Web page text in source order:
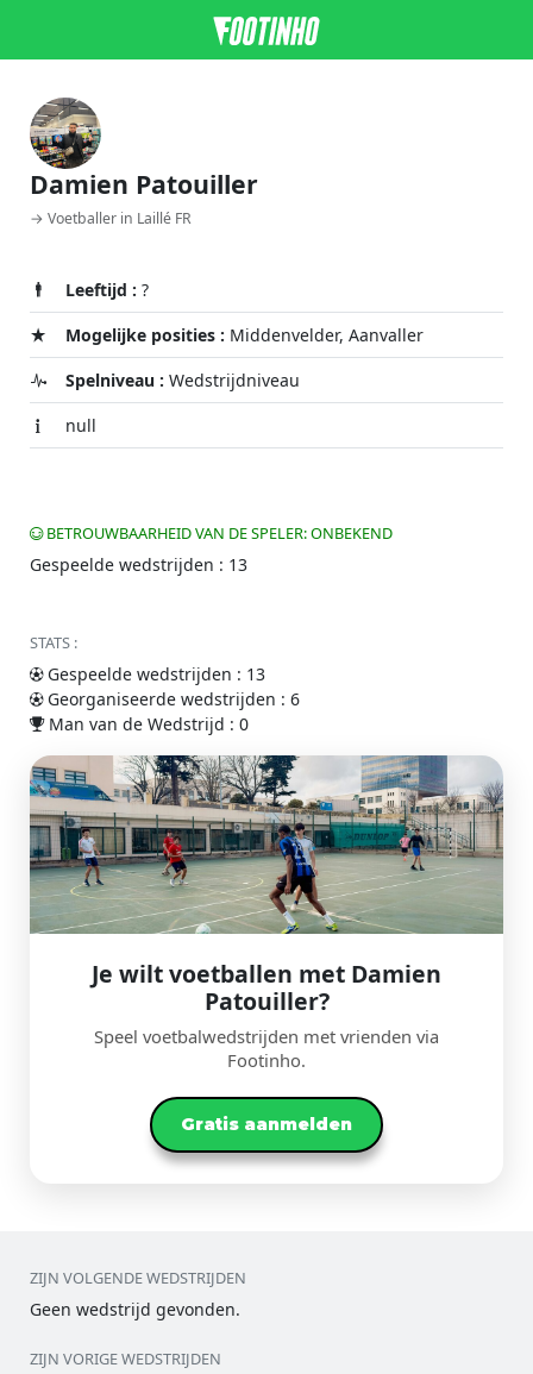
Damien Patouiller
→ Voetballer in Laillé FR
Leeftijd : ?
Mogelijke posities : Middenvelder, Aanvaller
Spelniveau : Wedstrijdniveau
null
BETROUWBAARHEID VAN DE SPELER: ONBEKEND
Gespeelde wedstrijden : 13
STATS :
Gespeelde wedstrijden : 13
Georganiseerde wedstrijden : 6
Man van de Wedstrijd : 0
Je wilt voetballen met Damien
Patouiller?
Speel voetbalwedstrijden met vrienden via
Footinho.
Gratis aanmelden
ZIJN VOLGENDE WEDSTRIJDEN
Geen wedstrijd gevonden.
ZIJN VORIGE WEDSTRIJDEN